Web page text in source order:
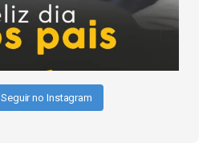
Seguir no Instagram